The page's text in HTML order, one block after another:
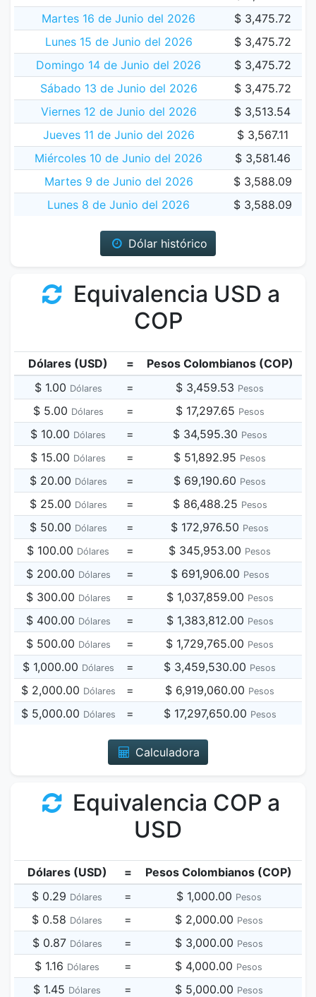
Martes 16 de Junio del 2026
$ 3,475.72
Lunes 15 de Junio del 2026
$ 3,475.72
Domingo 14 de Junio del 2026
$ 3,475.72
Sábado 13 de Junio del 2026
$ 3,475.72
Viernes 12 de Junio del 2026
$ 3,513.54
Jueves 11 de Junio del 2026
$ 3,567.11
Miércoles 10 de Junio del 2026
$ 3,581.46
Martes 9 de Junio del 2026
$ 3,588.09
Lunes 8 de Junio del 2026
$ 3,588.09
Dólar histórico
Equivalencia USD a
COP
Dólares (USD) =
Pesos Colombianos (COP)
$ 1.00 Dólares = $ 3,459.53 Pesos
$ 5.00 Dólares = $ 17,297.65 Pesos
$ 10.00 Dólares = $ 34,595.30 Pesos
$ 15.00 Dólares = $ 51,892.95 Pesos
$ 20.00 Dólares = $ 69,190.60 Pesos
$ 25.00 Dólares = $ 86,488.25 Pesos
$ 50.00 Dólares = $ 172,976.50 Pesos
$ 100.00 Dólares = $ 345,953.00 Pesos
$ 200.00 Dólares = $ 691,906.00 Pesos
$ 300.00 Dólares = $ 1,037,859.00 Pesos
$ 400.00 Dólares = $ 1,383,812.00 Pesos
$ 500.00 Dólares = $ 1,729,765.00 Pesos
$ 1,000.00 Dólares = $ 3,459,530.00 Pesos
$ 2,000.00 Dólares = $ 6,919,060.00 Pesos
$ 5,000.00 Dólares = $ 17,297,650.00 Pesos
Calculadora
Equivalencia COP a
USD
Dólares (USD) =
Pesos Colombianos (COP)
$ 0.29 Dólares = $ 1,000.00 Pesos
$ 0.58 Dólares = $ 2,000.00 Pesos
$ 0.87 Dólares = $ 3,000.00 Pesos
$ 1.16 Dólares = $ 4,000.00 Pesos
$ 1.45 Dólares = $ 5,000.00 Pesos